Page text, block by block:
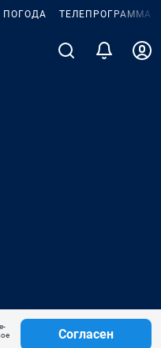
ПОГОДА ТЕЛЕПРОГРАММА
Согласен